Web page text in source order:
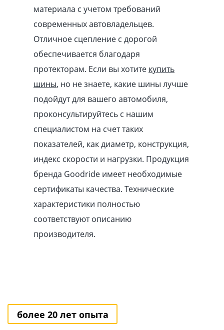
материала с учетом требований
современных автовладельцев.
Отличное сцепление с дорогой
обеспечивается благодаря
протекторам. Если вы хотите купить
шины, но не знаете, какие шины лучше
подойдут для вашего автомобиля,
проконсультируйтесь с нашим
специалистом на счет таких
показателей, как диаметр, конструкция,
индекс скорости и нагрузки. Продукция
бренда Goodride имеет необходимые
сертификаты качества. Технические
характеристики полностью
соответствуют описанию
производителя.
более 20 лет опыта